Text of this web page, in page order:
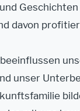
davon
unser